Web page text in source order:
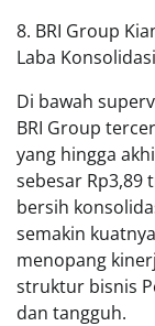
8. BRI Group
Laba
Di bawah
BRI Group
yang hingga
sebesar Rp3,89
bersih
semakin
menopang
struktur bisnis
dan tangguh.